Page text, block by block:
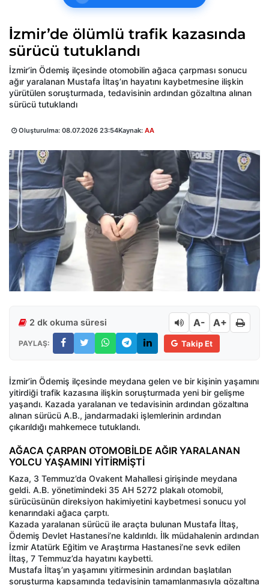
İzmir’de ölümlü trafik kazasında
sürücü tutuklandı
İzmir’in Ödemiş ilçesinde otomobilin ağaca çarpması sonucu
ağır yaralanan Mustafa İltaş’ın hayatını kaybetmesine ilişkin
yürütülen soruşturmada, tedavisinin ardından gözaltına alınan
sürücü tutuklandı
Oluşturulma: 08.07.2026 23:54Kaynak: AA
2 dk okuma süresi A- A+
PAYLAŞ: Takip Et
İzmir’in Ödemiş ilçesinde meydana gelen ve bir kişinin yaşamını
yitirdiği trafik kazasına ilişkin soruşturmada yeni bir gelişme
yaşandı. Kazada yaralanan ve tedavisinin ardından gözaltına
alınan sürücü A.B., jandarmadaki işlemlerinin ardından
çıkarıldığı mahkemece tutuklandı.
AĞACA ÇARPAN OTOMOBİLDE AĞIR YARALANAN
YOLCU YAŞAMINI YİTİRMİŞTİ
Kaza, 3 Temmuz’da Ovakent Mahallesi girişinde meydana
geldi. A.B. yönetimindeki 35 AH 5272 plakalı otomobil,
sürücüsünün direksiyon hakimiyetini kaybetmesi sonucu yol
kenarındaki ağaca çarptı.
Kazada yaralanan sürücü ile araçta bulunan Mustafa İltaş,
Ödemiş Devlet Hastanesi’ne kaldırıldı. İlk müdahalenin ardından
İzmir Atatürk Eğitim ve Araştırma Hastanesi’ne sevk edilen
İltaş, 7 Temmuz’da hayatını kaybetti.
Mustafa İltaş’ın yaşamını yitirmesinin ardından başlatılan
soruşturma kapsamında tedavisinin tamamlanmasıyla gözaltına